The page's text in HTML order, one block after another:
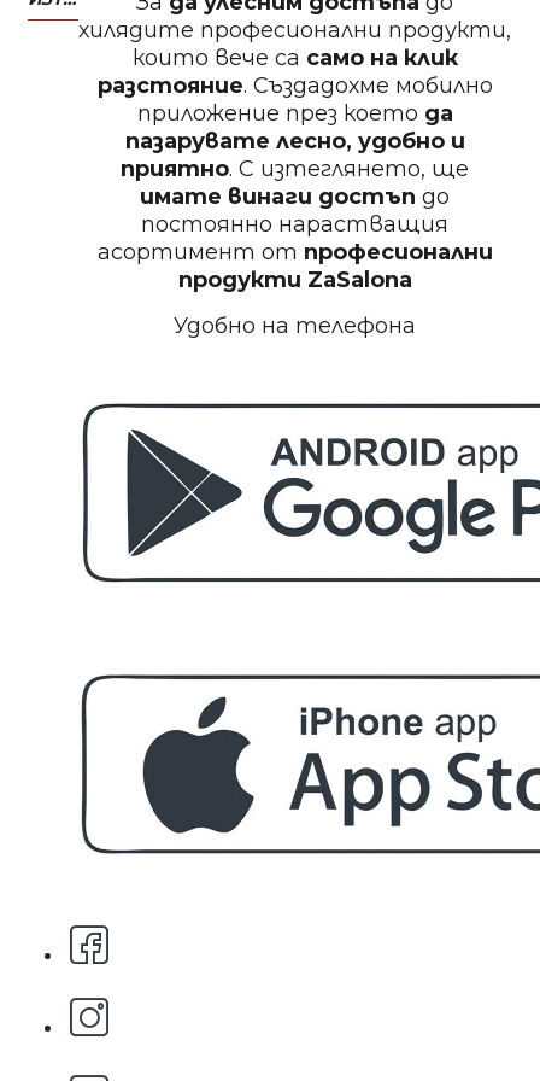
БЕЗПЛАТНО
Пила за нокти
БЕЗПЛАТНО
Пила за полиране на нокти
БЕЗПЛАТНО
БЕЗПЛАТНО
За поръчка над € 40.00 (78.23 лв.)
Стипца 20 броя в кибрит
хилядите професионални продукти,
които вече са само на клик
разстояние. Създадохме мобилно
приложение през което да
пазарувате лесно, удобно и
приятно. С изтеглянето, ще
имате винаги достъп до
постоянно нарастващия
асортимент от професионални
продукти ZaSalona
Удобно на телефона